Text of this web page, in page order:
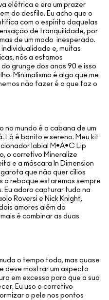
elétrica e era um prazer
do desfile. Eu acho que o
com o espírito daquelas
de tranquilidade, por
de um modo inesperado.
individualidade e, muitas
nós a estamos
grunge dos anos 90 e isso
Minimalismo é algo que me
não fazer é o que faz o
no mundo é a cabana de um
Lá é bonito e sereno. Meu kit
labial M•A•C Lip
o corretivo Mineralize
e a máscara In Dimension
garota que não quer cílios
a reboque estaremos sempre
Eu adoro capturar tudo na
Roversi e Nick Knight,
amores além da
é combinar as duas
o tempo todo, mas quase
deve mostrar um aspecto
em excesso para que a sua
Eu uso o corretivo
a pele nos pontos